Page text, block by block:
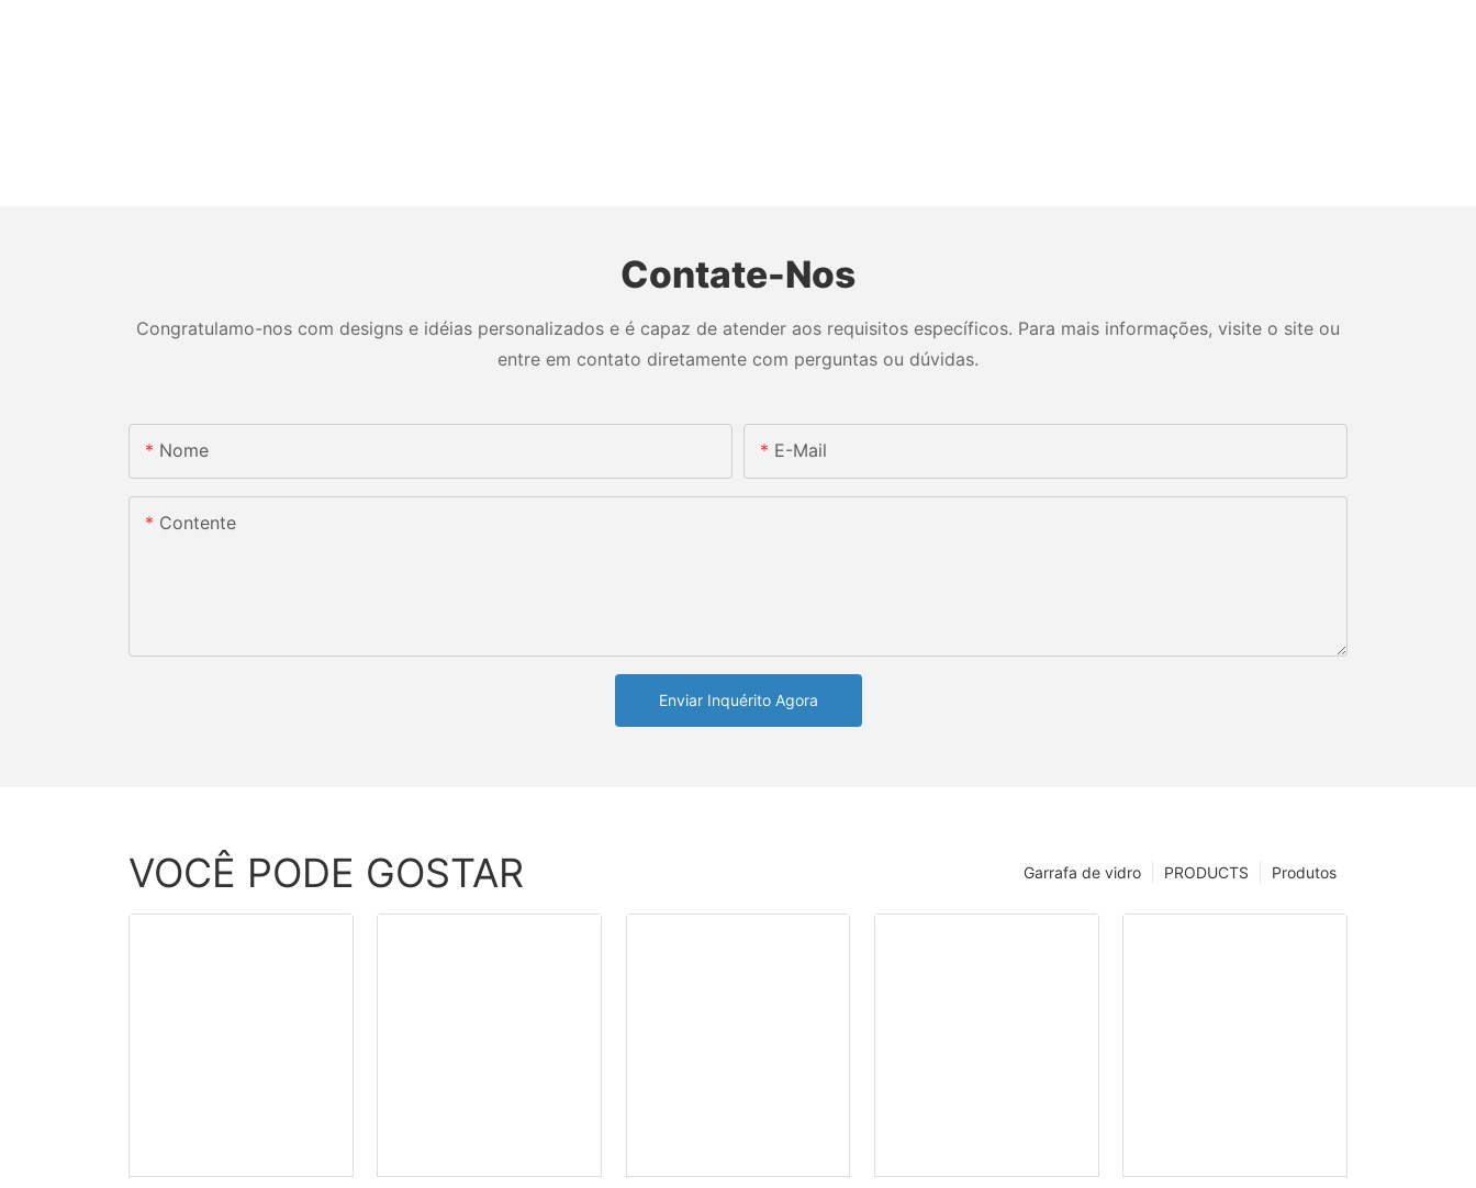
Contate-Nos
Congratulamo-nos com designs e idéias personalizados e é capaz de atender aos requisitos específicos. Para mais informações, visite o site ou
entre em contato diretamente com perguntas ou dúvidas.
Nome E-Mail
Contente
Enviar Inquérito Agora
VOCÊ PODE GOSTAR Produtos
PRODUCTS
Garrafa de vidro